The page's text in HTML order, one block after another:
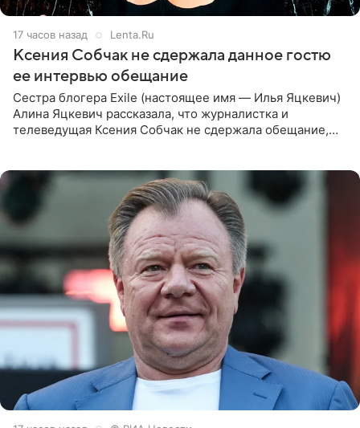
17 часов назад Lenta.Ru
Ксения Собчак не сдержала данное гостю
ее интервью обещание
Сестра блогера Exile (настоящее имя — Илья Яцкевич)
Алина Яцкевич рассказала, что журналистка и
телеведущая Ксения Собчак не сдержала обещание,